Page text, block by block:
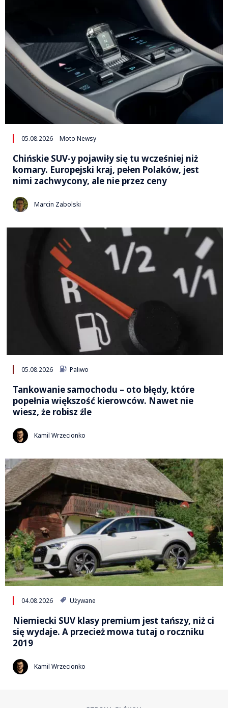
05.08.2026 Moto Newsy
Chińskie SUV-y pojawiły się tu wcześniej niż
komary. Europejski kraj, pełen Polaków, jest
nimi zachwycony, ale nie przez ceny
Marcin Zabolski
05.08.2026 Paliwo
Tankowanie samochodu – oto błędy, które
popełnia większość kierowców. Nawet nie
wiesz, że robisz źle
Kamil Wrzecionko
04.08.2026 Używane
Niemiecki SUV klasy premium jest tańszy, niż ci
się wydaje. A przecież mowa tutaj o roczniku
2019
Kamil Wrzecionko